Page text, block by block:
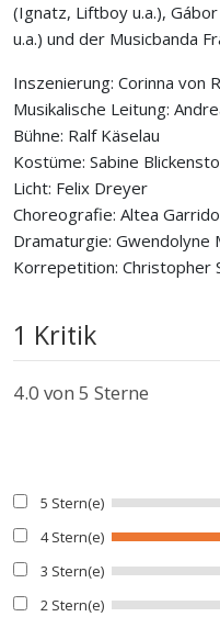
(Ignatz, Liftboy u.a.),
u.a.) und der Musicbanda
Inszenierung: Corinna von
Musikalische Leitung:
Bühne: Ralf Käselau
Kostüme: Sabine
Licht: Felix Dreyer
Choreografie: Altea Garrido
Dramaturgie: Gwendolyne
Korrepetition: Christopher
1 Kritik
4.0 von 5 Sterne
5 Stern(e)
4 Stern(e)
3 Stern(e)
2 Stern(e)